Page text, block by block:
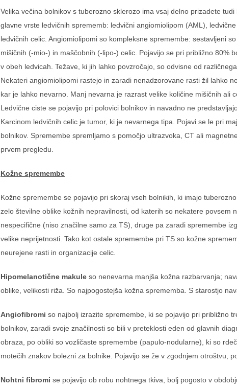
Velika večina bolnikov s tuberozno sklerozo ima vsaj delno prizadete
glavne vrste ledvičnih sprememb: ledvični angiomiolipom (AML),
ledvičnih celic. Angiomiolipomi so kompleksne spremembe: sestavljeni so
mišičnih (-mio-) in maščobnih (-lipo-) celic. Pojavijo se pri približno 80%
v obeh ledvicah. Težave, ki jih lahko povzročajo, so odvisne od
Nekateri angiomiolipomi rastejo in zaradi nenadzorovane rasti žil lahko
kar je lahko nevarno. Manj nevarna je razrast velike količine mišičnih ali
Ledvične ciste se pojavijo pri polovici bolnikov in navadno ne
Karcinom ledvičnih celic je tumor, ki je nevarnega tipa. Pojavi se le pri
bolnikov. Spremembe spremljamo s pomočjo ultrazvoka, CT ali
prvem pregledu.
Kožne spremembe
Kožne spremembe se pojavijo pri skoraj vseh bolnikih, ki imajo
zelo številne oblike kožnih nepravilnosti, od katerih so nekatere povsem
nespecifične (niso značilne samo za TS), druge pa zaradi spremembe
velike neprijetnosti. Tako kot ostale spremembe pri TS so kožne
neurejene rasti in organizacije celic.
Hipomelanotične makule so nenevarna manjša kožna razbarvanja;
oblike, velikosti riža. So najpogostejša kožna sprememba. S starostjo
Angiofibromi so najbolj izrazite spremembe, ki se pojavijo pri približno
bolnikov, zaradi svoje značilnosti so bili v preteklosti eden od glavnih
obraza, po obliki so vozličaste spremembe (papulo-nodularne), ki so
motečih znakov bolezni za bolnike. Pojavijo se že v zgodnjem otroštvu,
Nohtni fibromi se pojavijo ob robu nohtnega tkiva, bolj pogosto v